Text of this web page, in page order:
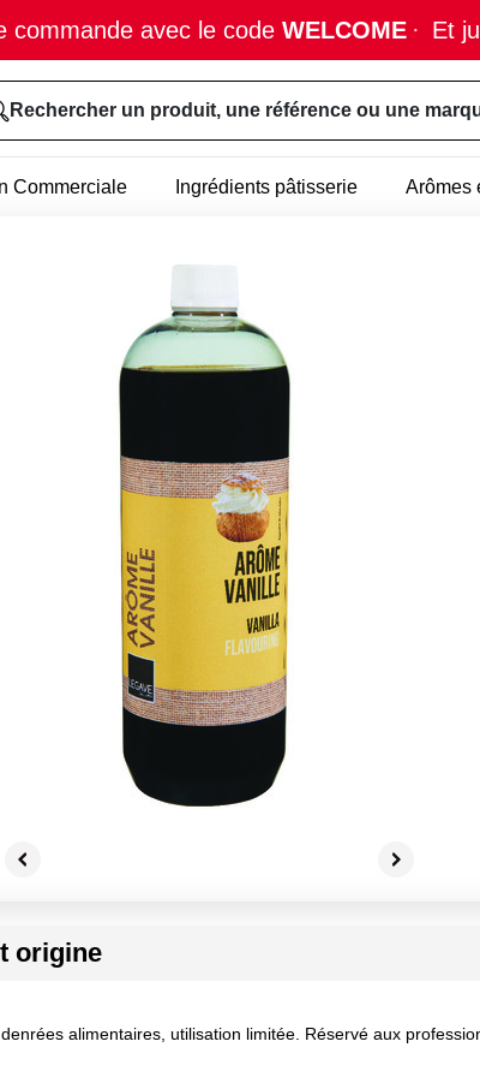
commande avec le code WELCOME · Et
Rechercher un produit, une référence ou une
Commerciale Ingrédients pâtisserie Arômes
origine
alimentaires, utilisation limitée. Réservé aux